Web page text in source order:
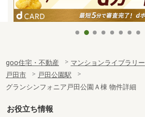
goo住宅・不動産 マンションライブラリー
戸田市
戸田公園駅
グランシンフォニア戸田公園Ａ棟 物件詳細
お役立ち情報